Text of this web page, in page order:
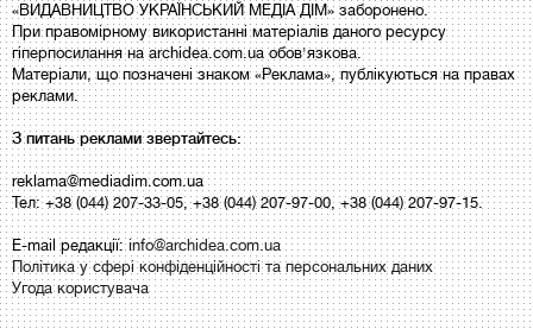
«ВИДАВНИЦТВО УКРАЇНСЬКИЙ МЕДІА ДІМ» заборонено.
При правомірному використанні матеріалів даного ресурсу
гіперпосилання на archidea.com.ua обов'язкова.
Матеріали, що позначені знаком «Реклама», публікуються на правах
реклами.
З питань реклами звертайтесь:
reklama@mediadim.com.ua
Тел: +38 (044) 207-33-05, +38 (044) 207-97-00, +38 (044) 207-97-15.
E-mail редакції:info@archidea.com.ua
Політика у сфері конфіденційності та персональних даних
Угода користувача